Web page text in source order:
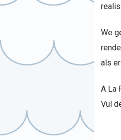
We
als
A La
Vul